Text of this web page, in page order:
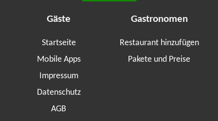
Gäste
Startseite
Mobile Apps
Impressum
Datenschutz
AGB
Gastronomen
Restaurant hinzufügen
Pakete und Preise